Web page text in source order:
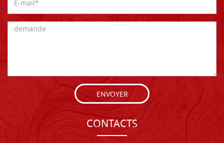
ENVOYER
CONTACTS